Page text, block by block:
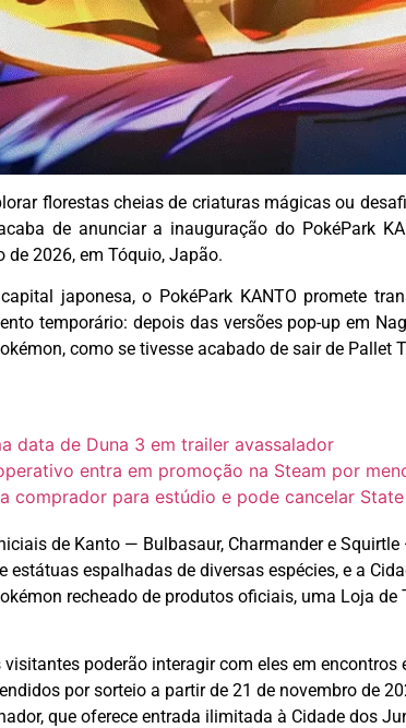
florestas cheias de criaturas mágicas ou
de anunciar a inauguração do PokéPark
2026, em Tóquio, Japão.
japonesa, o PokéPark KANTO promete
temporário: depois das versões pop-up em
como se tivesse acabado de sair de Pallet
data de Duna 3 em trailer avassalador
entra em promoção na Steam por
comprador para estúdio e pode cancelar
de Kanto — Bulbasaur, Charmandere Squirtle
espalhadas de diversas espécies, e a
recheado de produtos oficiais, uma Loja
poderão interagir com eles em
por sorteio a partir de 21 de novembro de
que oferece entrada ilimitada à Cidade dos